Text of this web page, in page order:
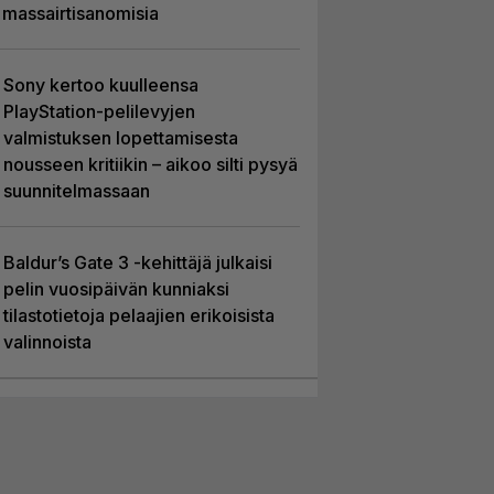
massairtisanomisia
Sony kertoo kuulleensa
PlayStation-pelilevyjen
valmistuksen lopettamisesta
nousseen kritiikin – aikoo silti pysyä
suunnitelmassaan
Baldur’s Gate 3 -kehittäjä julkaisi
pelin vuosipäivän kunniaksi
tilastotietoja pelaajien erikoisista
valinnoista